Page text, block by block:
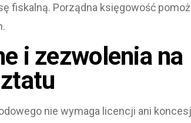
fiskalną. Porządna księgowość
i zezwolenia na
nie wymaga licencji ani